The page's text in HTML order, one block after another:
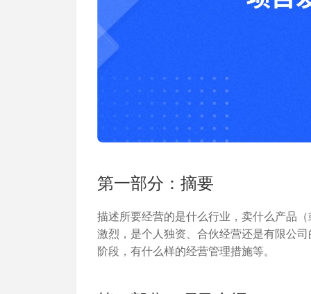
第一部分：摘要
描述所要经营的是什么行业，卖什么产品
激烈，是个人独资、合伙经营还是有限公
阶段，有什么样的经营管理措施等。